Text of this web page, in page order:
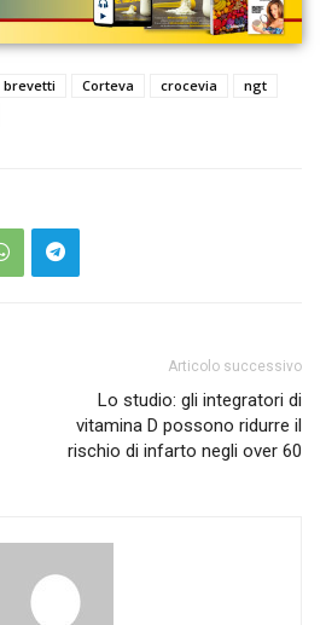
brevetti Corteva crocevia
ngt
Articolo successivo
Lo studio: gli integratori di
vitamina D possono ridurre il
rischio di infarto negli over 60